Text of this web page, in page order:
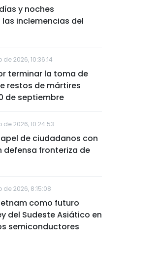
y noches
inclemencias del
2026, 10:36:14
terminar la toma de
restos de mártires
de septiembre
2026, 10:24:53
de ciudadanos con
defensa fronteriza de
2026, 8:15:08
como futuro
del Sudeste Asiático en
semiconductores